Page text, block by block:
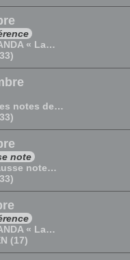
« La…
notes de…
note
note…
« La…
(17)